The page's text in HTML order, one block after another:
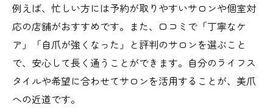
例えば、忙しい方には予約が取りやすいサロンや個室対
応の店舗がおすすめです。また、口コミで「丁寧なケ
ア」「自爪が強くなった」と評判のサロンを選ぶこと
で、安心して長く通うことができます。自分のライフス
タイルや希望に合わせてサロンを活用することが、美爪
への近道です。